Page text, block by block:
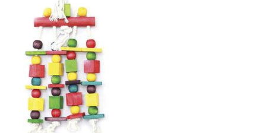
Tietosuojaseloste
Toimitusehdot
Uutisia